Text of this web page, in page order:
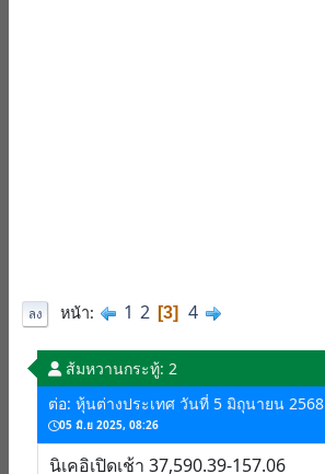
ลง หน้า 1 2 3 4
ส้มหวานกระทู้: 2
ต่อ: หุ้นต่างประเทศ วันที่ 5 มิถุนายน 2568
05 มิ.ย 2025, 08:26
นิเคอิเปิดเช้า 37,590.39-157.06